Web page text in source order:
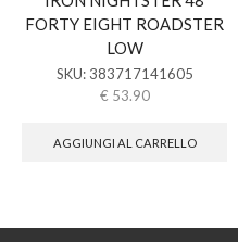
FORTY EIGHT ROADSTER
LOW
SKU: 383717141605
€ 53.90
AGGIUNGI AL CARRELLO